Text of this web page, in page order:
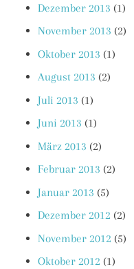
Dezember 2013 (1)
November 2013 (2)
Oktober 2013 (1)
August 2013 (2)
Juli 2013 (1)
Juni 2013 (1)
März 2013 (2)
Februar 2013 (2)
Januar 2013 (5)
Dezember 2012 (2)
November 2012 (5)
Oktober 2012 (1)